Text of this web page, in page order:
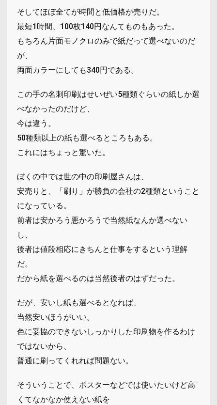
そしてほぼ全てが時間と低価格が売りだ。
最短1時間、100枚140円なんてものもあった。
もちろん片面モノクロのみで紙だって選べないのだ
が、
両面カラーにしても340円である。
この手の名刺印刷はせいぜい5種類ぐらいの紙しか選
べなかったのだけど、
今は違う。
50種類以上の紙も選べるところもある。
これにはちょっと驚いた。
ぼくの中では世の中の印刷屋さんは、
安売りと、「刷り」が勝負の会社の2種類ということ
になっている。
前者は安かろう悪かろうで当然紙なんか選べない
し、
後者は値段相応にきちんと仕事をするという理解
だ。
だから紙を選べるのは当然後者のはずだった。
だが、安いし紙も選べるとなれば、
当然安いほうがいい。
色に妥協のできないしっかりした印刷物を作るわけ
ではないから、
普通に刷ってくれれば問題ない。
そういうことで、ポスターなどでは使いたいけど高
くてなかなか使えない紙を